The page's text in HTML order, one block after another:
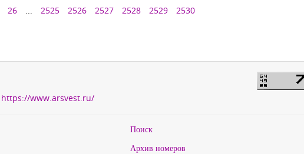
26 ... 2525 2526 2527 2528 2529
2530
https://www.arsvest.ru/
Поиск
Архив номеров